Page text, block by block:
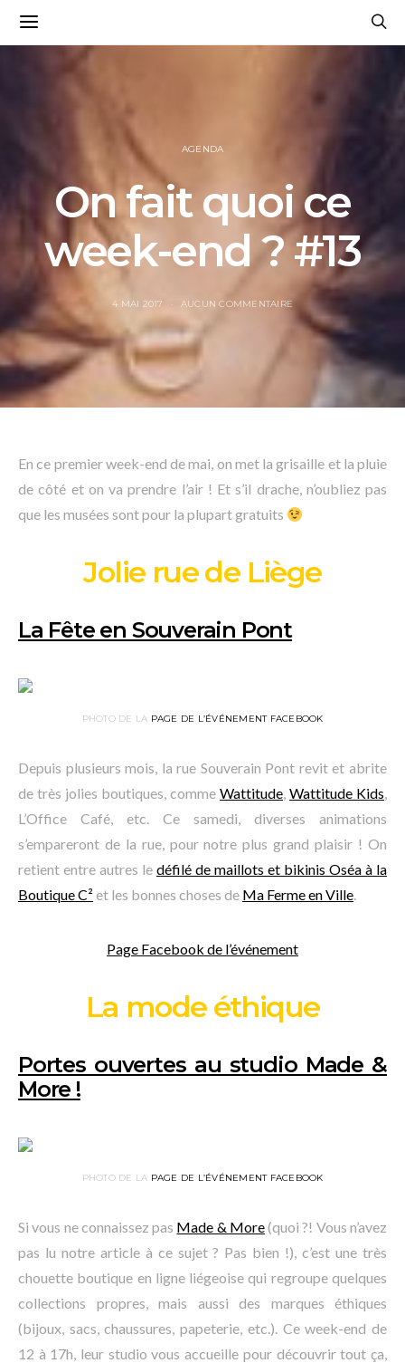
AGENDA
On fait quoi ce
week-end ? #13
4 MAI 2017 AUCUN COMMENTAIRE
En ce premier week-end de mai, on met la grisaille et la pluie
de côté et on va prendre l’air ! Et s’il drache, n’oubliez pas
que les musées sont pour la plupart gratuits
Jolie rue de Liège
La Fête en Souverain Pont
PHOTO DE LA PAGE DE L’ÉVÉNEMENT FACEBOOK
Depuis plusieurs mois, la rue Souverain Pont revit et abrite
de très jolies boutiques, comme Wattitude, Wattitude Kids,
L’Office Café, etc. Ce samedi, diverses animations
s’empareront de la rue, pour notre plus grand plaisir ! On
retient entre autres le défilé de maillots et bikinis Oséa à la
Boutique C² et les bonnes choses de Ma Ferme en Ville.
Page Facebook de l’événement
La mode éthique
Portes ouvertes au studio Made &
More !
PHOTO DE LA PAGE DE L’ÉVÉNEMENT FACEBOOK
Si vous ne connaissez pas Made & More(quoi ?! Vous n’avez
pas lu notre article à ce sujet ? Pas bien !), c’est une très
chouette boutique en ligne liégeoise qui regroupe quelques
collections propres, mais aussi des marques éthiques
(bijoux, sacs, chaussures, papeterie, etc.). Ce week-end de
12 à 17h, leur studio vous accueille pour découvrir tout ça,